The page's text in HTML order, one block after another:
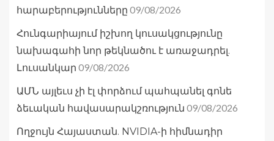
հարաբերությունները 09/08/2026
Հունգարիայում իշխող կուսակցությունը
նախագահի նոր թեկնածու է առաջադրել.
Լուսանկար 09/08/2026
ԱՄՆ այլեւս չի էլ փորձում պահպանել գոնե
ձեւական հավասարակշռություն 09/08/2026
Ողջույն Հայաստան. NVIDIA-ի հիմնադիր